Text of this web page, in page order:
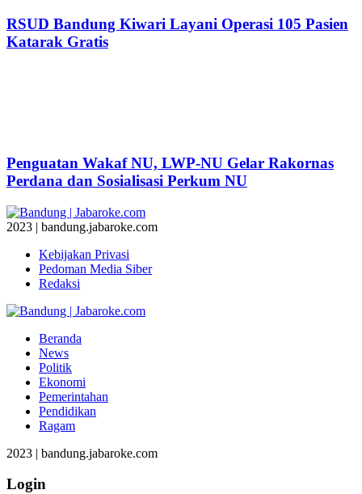
RSUD Bandung Kiwari Layani Operasi 105 Pasien
Katarak Gratis
Penguatan Wakaf NU, LWP-NU Gelar Rakornas
Perdana dan Sosialisasi Perkum NU
2023 | bandung.jabaroke.com
Kebijakan Privasi
Pedoman Media Siber
Redaksi
Beranda
News
Politik
Ekonomi
Pemerintahan
Pendidikan
Ragam
2023 | bandung.jabaroke.com
Login